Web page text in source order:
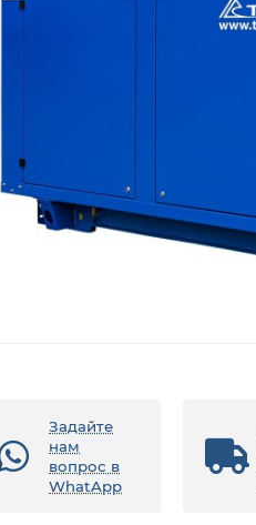
Задайте
нам
вопрос в
WhatApp